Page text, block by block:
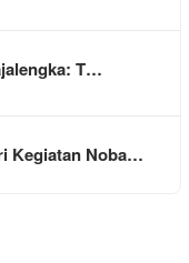
T…
Kegiatan Noba…